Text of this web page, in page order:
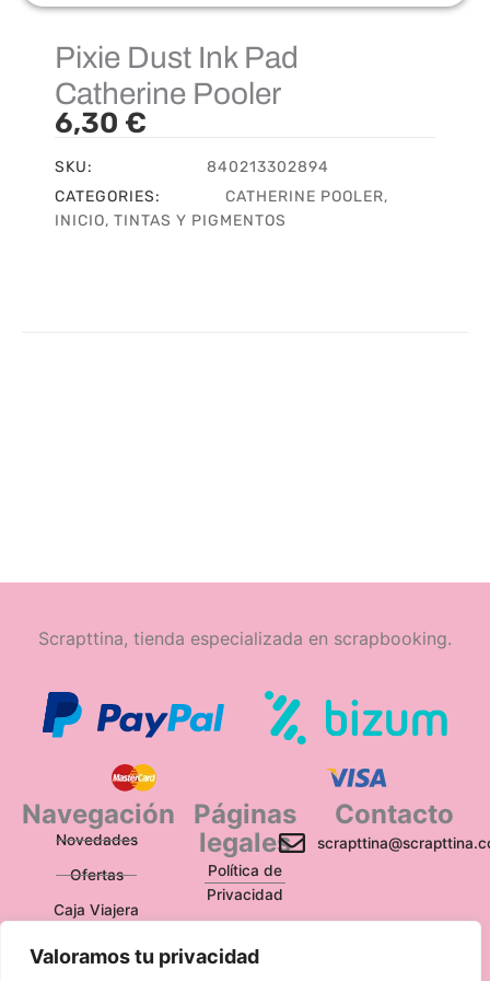
Valoramos tu privacidad
Pixie Dust Ink Pad
Catherine Pooler
6,30 €
SKU:
840213302894
CATEGORIES:
CATHERINE POOLER,
INICIO, TINTAS Y PIGMENTOS
Scrapttina, tienda especializada en scrapbooking.
Navegación
Novedades
Ofertas
Caja Viajera
Páginas
legales
Política de
Privacidad
Política de
Contacto